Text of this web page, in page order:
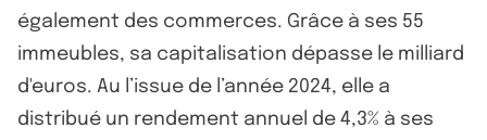
également des commerces. Grâce à ses 55
immeubles, sa capitalisation dépasse le milliard
d'euros. Au l’issue de l’année 2024, elle a
distribué un rendement annuel de 4,3% à ses